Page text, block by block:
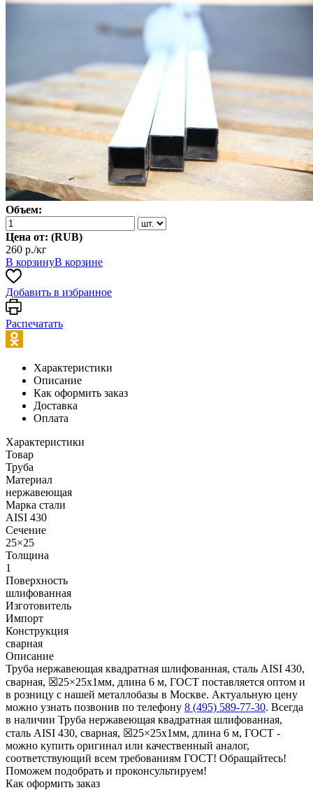
Объем:
Цена от: (RUB)
260 р./кг
В корзинуВ корзине
Добавить в избранное
Распечатать
Характеристики
Описание
Как оформить заказ
Доставка
Оплата
Характеристики
Товар
Труба
Материал
нержавеющая
Марка стали
AISI 430
Сечение
25×25
Толщина
1
Поверхность
шлифованная
Изготовитель
Импорт
Конструкция
сварная
Описание
Труба нержавеющая квадратная шлифованная, сталь AISI 430,
сварная, ☒25×25х1мм, длина 6 м, ГОСТ поставляется оптом и
в розницу с нашей металлобазы в Москве. Актуальную цену
можно узнать позвонив по телефону 8 (495) 589-77-30. Всегда
в наличии Труба нержавеющая квадратная шлифованная,
сталь AISI 430, сварная, ☒25×25х1мм, длина 6 м, ГОСТ -
можно купить оригинал или качественный аналог,
соответствующий всем требованиям ГОСТ! Обращайтесь!
Поможем подобрать и проконсультируем!
Как оформить заказ